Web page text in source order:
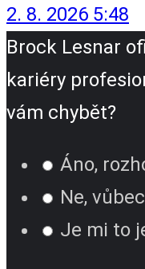
2. 8. 2026 5:48
Brock Lesnar
kariéry
vám chybět?
Áno,
Ne, vůbec
Je mi to